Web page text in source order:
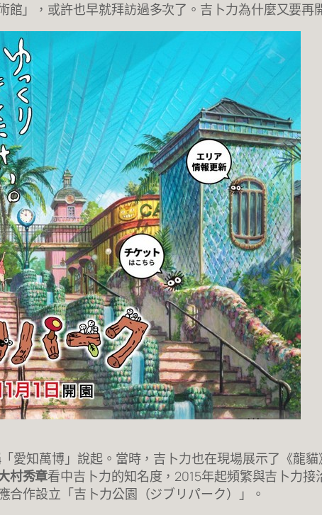
」，或許也早就拜訪過多次了。吉卜力為什麼又要再
愛知萬博」說起。當時，吉卜力也在現場展示了《龍
村秀章看中吉卜力的知名度，2015年起頻繁與吉卜力
作設立「吉卜力公園（ジブリパーク）」。